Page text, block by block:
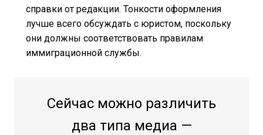
справки от редакции. Тонкости оформления
лучше всего обсуждать с юристом, поскольку
они должны соответствовать правилам
иммиграционной службы.
Сейчас можно различить
два типа медиа —